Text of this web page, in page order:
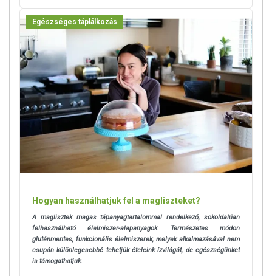
Egészséges táplálkozás
Hogyan használhatjuk fel a magliszteket?
A maglisztek magas tápanyagtartalommal rendelkező, sokoldalúan
felhasználható élelmiszer-alapanyagok. Természetes módon
gluténmentes, funkcionális élelmiszerek, melyek alkalmazásával nem
csupán különlegesebbé tehetjük ételeink ízvilágát, de egészségünket
is támogathatjuk.